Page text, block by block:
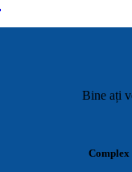
Bine ați